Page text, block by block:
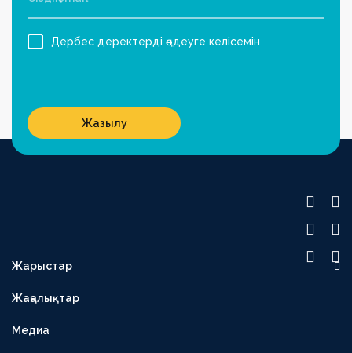
Жарыстар
1XBET БІРІНШІ ЛИГА
OLIMPBET КУБОК
Жаңалықтар
Медиа
Дербес деректерді өңдеуге келісемін
Жазылу